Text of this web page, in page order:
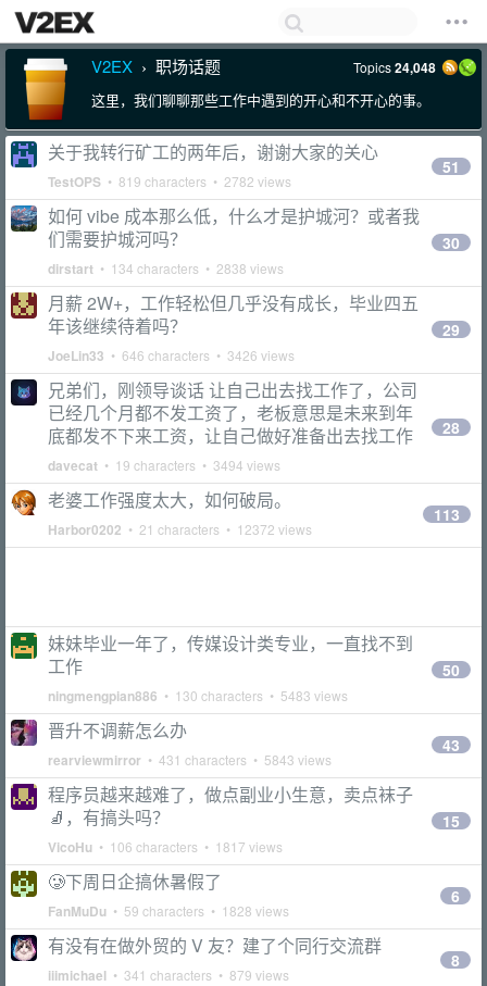
V2EX › 职场话题 Topics24,048
这里，我们聊聊那些工作中遇到的开心和不开心的事。
关于我转行矿工的两年后，谢谢大家的关心
TestOPS • 819 characters • 2782 views
51
如何 vibe 成本那么低，什么才是护城河？或者我
们需要护城河吗？
dirstart • 134 characters • 2838 views
30
月薪 2W+，工作轻松但几乎没有成长，毕业四五
年该继续待着吗？
JoeLin33 • 646 characters • 3426 views
29
兄弟们，刚领导谈话 让自己出去找工作了，公司
已经几个月都不发工资了，老板意思是未来到年
底都发不下来工资，让自己做好准备出去找工作
davecat • 19 characters • 3494 views
28
老婆工作强度太大，如何破局。
Harbor0202 • 21 characters • 12372 views
113
妹妹毕业一年了，传媒设计类专业，一直找不到
工作
ningmengpian886 • 130 characters • 5483 views
50
晋升不调薪怎么办
rearviewmirror • 431 characters • 5843 views
43
程序员越来越难了，做点副业小生意，卖点袜子
🧦，有搞头吗？
VicoHu • 106 characters • 1817 views
15
🥲下周日企搞休暑假了
FanMuDu • 59 characters • 1828 views
6
有没有在做外贸的 V 友？建了个同行交流群
iiimichael • 341 characters • 879 views
8